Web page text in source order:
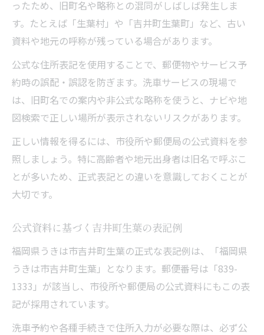
ったため、旧町名や略称との混同がしばしば発生しま
す。たとえば「生葉村」や「吉井町生葉町」など、古い
資料や地元の呼称が残っている場合があります。
公式な住所表記を使用することで、郵便物やサービス予
約時の誤配・誤認を防ぎます。洗車サービスの現場で
は、旧町名での案内や非公式な略称を使うと、ナビや地
図検索で正しい場所が表示されないリスクがあります。
正しい情報を得るには、市役所や郵便局の公式資料を参
照しましょう。特に高齢者や地元出身者は旧名で呼ぶこ
とが多いため、正式表記との違いを意識しておくことが
大切です。
公式資料に基づく吉井町生葉の表記例
福岡県うきは市吉井町生葉の正式な表記例は、「福岡県
うきは市吉井町生葉」となります。郵便番号は「839-
1333」が該当し、市役所や郵便局の公式資料にもこの表
記が採用されています。
洗車予約や各種手続きで住所入力が必要な際は、必ず公